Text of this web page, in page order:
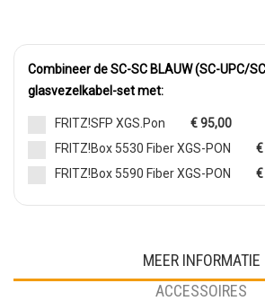
Combineer de SC-SC BLAUW (SC-UPC/
glasvezelkabel-set met:
FRITZ!SFP XGS.Pon
€ 95,00
FRITZ!Box 5530 Fiber XGS-PON
FRITZ!Box 5590 Fiber XGS-PON
MEER INFORMATIE
ACCESSOIRES